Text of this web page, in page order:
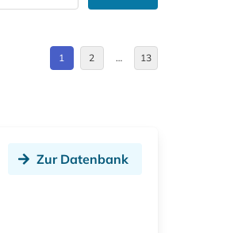
1 2 … 13
Zur Datenbank